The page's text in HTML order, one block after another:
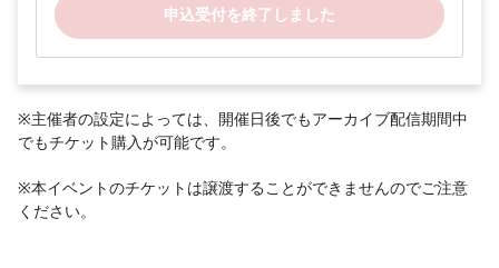
申込受付を終了しました
※主催者の設定によっては、開催日後でもアーカイブ配信期間中
でもチケット購入が可能です。
※本イベントのチケットは譲渡することができませんのでご注意
ください。